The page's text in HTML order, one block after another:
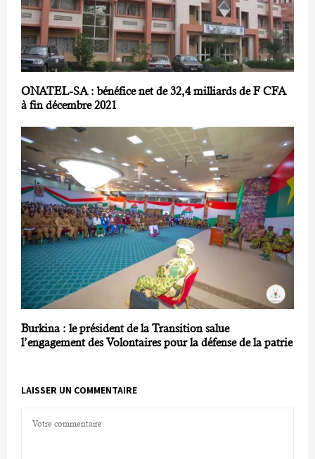
ONATEL-SA : bénéfice net de 32,4 milliards de F CFA
à fin décembre 2021
Burkina : le président de la Transition salue
l’engagement des Volontaires pour la défense de la patrie
LAISSER UN COMMENTAIRE